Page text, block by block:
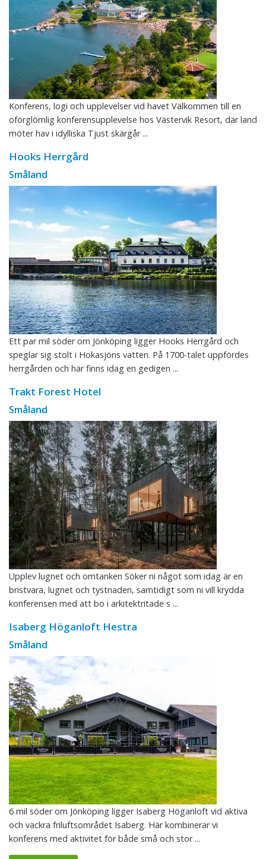
Konferens, logi och upplevelser vid havet Välkommen till en
oförglömlig konferensupplevelse hos Västervik Resort, där land
möter hav i idylliska Tjust skärgår ...
Hooks Herrgård
Småland
Ett par mil söder om Jönköping ligger Hooks Herrgård och
speglar sig stolt i Hokasjöns vatten. På 1700-talet uppfördes
herrgården och här finns idag en gedigen ...
Trakt Forest Hotel
Småland
Upplev lugnet och omtanken Söker ni något som idag är en
bristvara, lugnet och tystnaden, samtidigt som ni vill krydda
konferensen med att bo i arkitektritade s ...
Isaberg Höganloft Hestra
Småland
6 mil söder om Jönköping ligger Isaberg Höganloft vid aktiva
och vackra friluftsområdet Isaberg. Här kombinerar vi
konferens med aktivitet för både små och stor ...